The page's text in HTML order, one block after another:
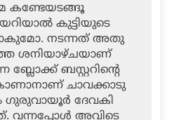
കണ്ടേയടങ്ങൂ
കുട്ടിയുടെ
നടന്നത് അതു
ശനിയാഴ്ചയാണ്
ബസ്റ്ററിന്റെ
ചാവക്കാടു
ഗുരുവായൂര്‍ ദേവകി
വന്നപ്പോള്‍ അവിടെ